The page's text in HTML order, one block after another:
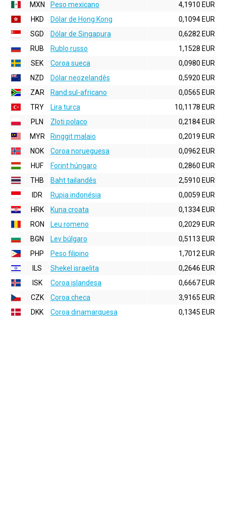
MXN
Peso mexicano
4,1910 EUR
HKD
Dólar de Hong Kong
0,1094 EUR
SGD
Dólar de Singapura
0,6282 EUR
RUB
Rublo russo
1,1528 EUR
SEK
Coroa sueca
0,0980 EUR
NZD
Dólar neozelandês
0,5920 EUR
ZAR
Rand sul-africano
0,0565 EUR
TRY
Lira turca
10,1178 EUR
PLN
Zloti polaco
0,2184 EUR
MYR
Ringgit malaio
0,2019 EUR
NOK
Coroa norueguesa
0,0962 EUR
HUF
Forint húngaro
0,2860 EUR
THB
Baht tailandês
2,5910 EUR
IDR
Rupia indonésia
0,0059 EUR
HRK
Kuna croata
0,1334 EUR
RON
Leu romeno
0,2029 EUR
BGN
Lev búlgaro
0,5113 EUR
PHP
Peso filipino
1,7012 EUR
ILS
Shekel israelita
0,2646 EUR
ISK
Coroa islandesa
0,6667 EUR
CZK
Coroa checa
3,9165 EUR
DKK
Coroa dinamarquesa 0,1345 EUR